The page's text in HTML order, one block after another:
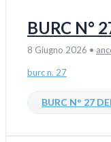
BURC N°
8 Giugno 2026 •
burc n. 27
BURC N° 27